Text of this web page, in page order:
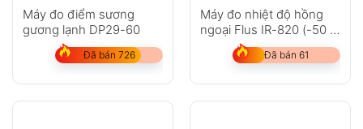
Máy đo điểm sương
gương lạnh DP29-60
Đã bán 726
Máy đo nhiệt độ hồng
ngoại Flus IR-820 (-50 ~
500?C)
Đã bán 61